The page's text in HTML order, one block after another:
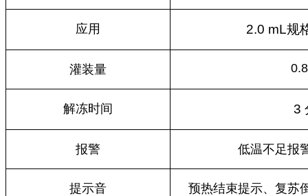
应用 2.0 mL规
灌装量
解冻时间 3
报警 低温不足报
提示音 预热结束提示、复苏